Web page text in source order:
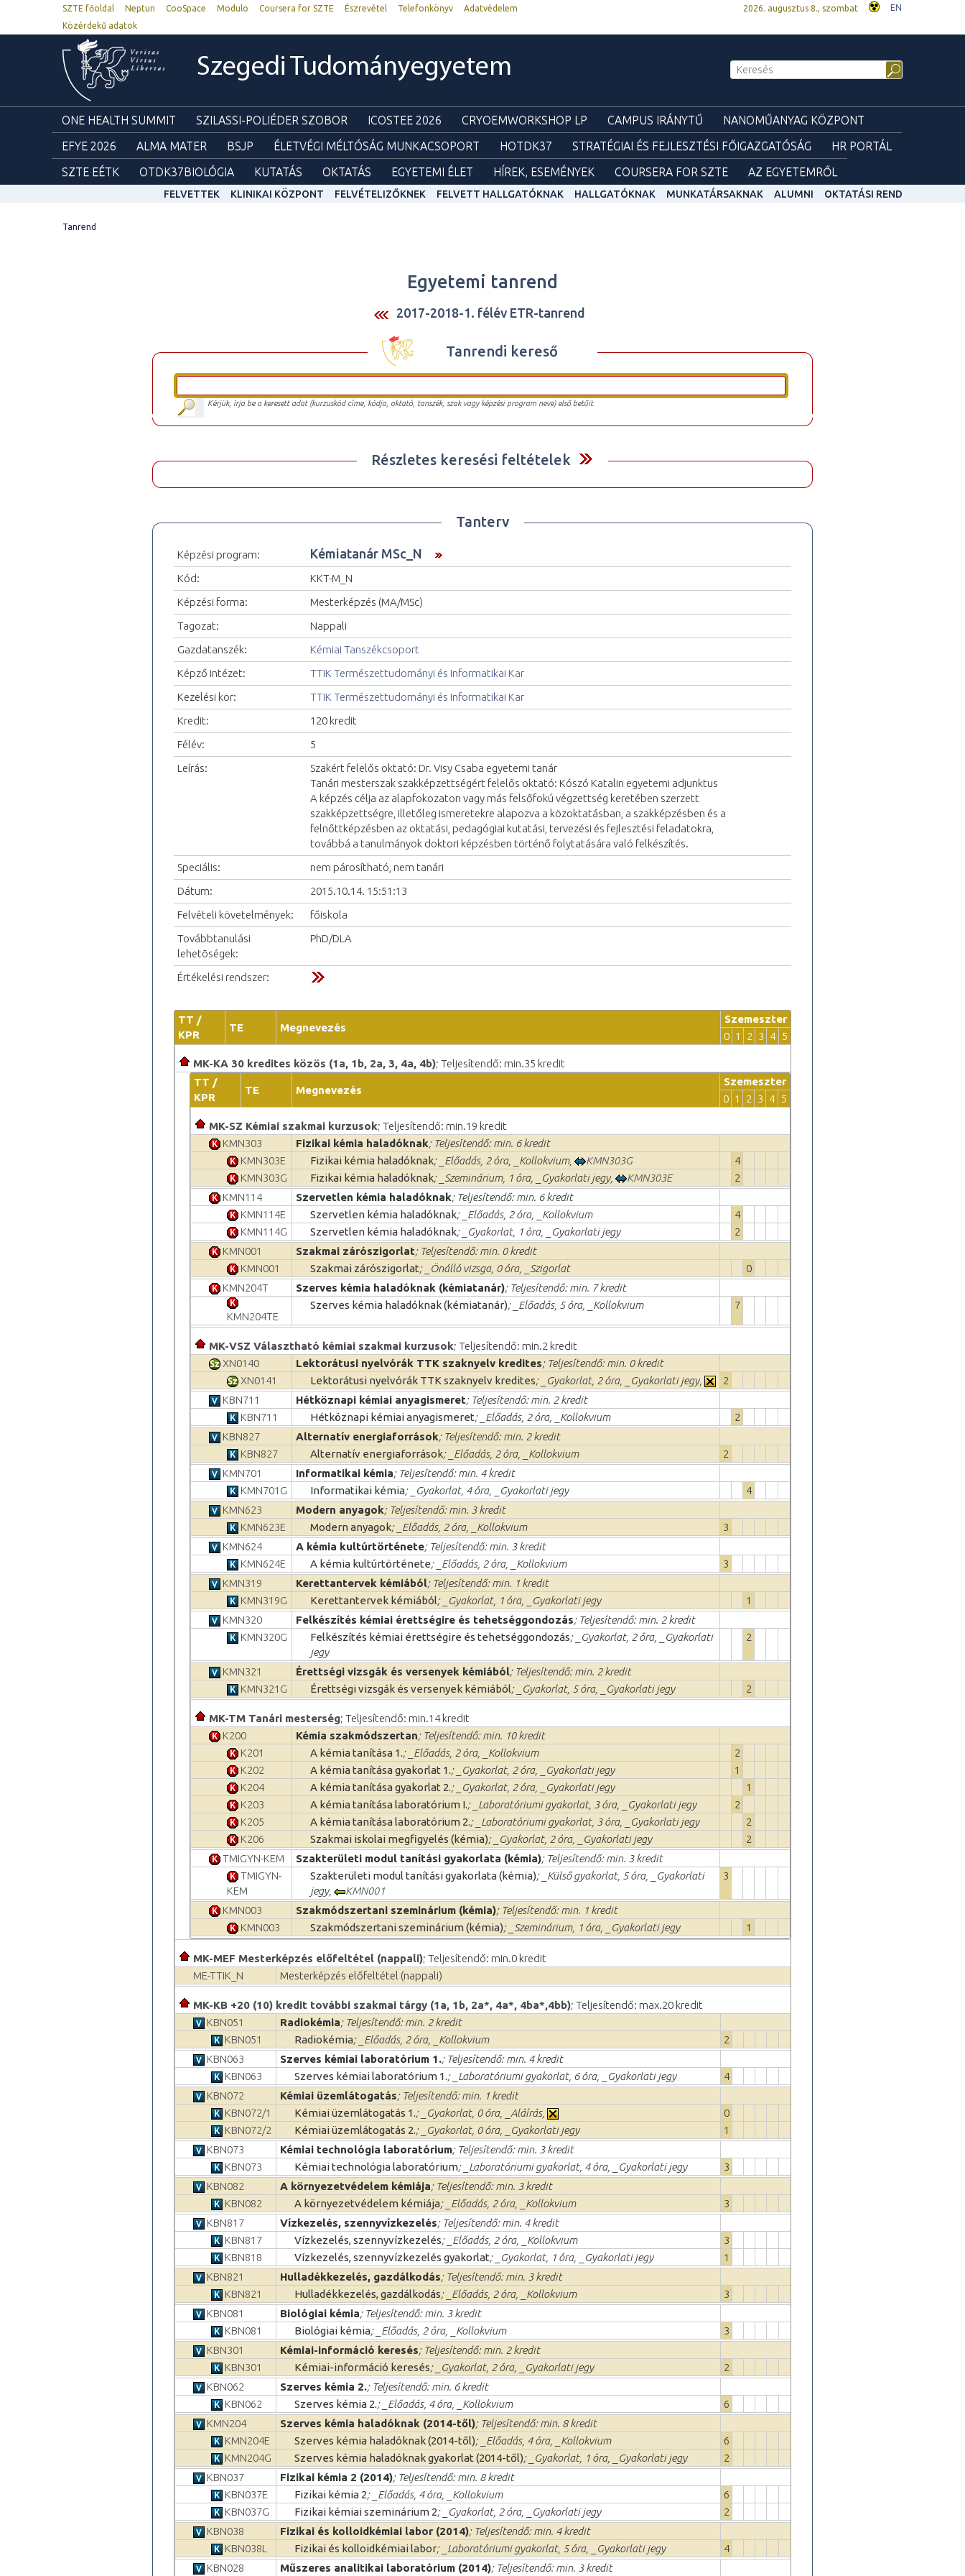
SZTE főoldal Neptun CooSpace Modulo Coursera for SZTE Észrevétel Telefonkönyv
Adatvédelem
Közérdekű adatok
2026. augusztus 8., szombat EN
Szegedi Tudományegyetem
ONE HEALTH SUMMIT SZILASSI-POLIÉDER SZOBOR ICOSTEE 2026 CRYOEMWORKSHOP LP CAMPUS IRÁNYTŰ
NANOMŰANYAG KÖZPONT
EFYE 2026
ALMA MATER BSJP ÉLETVÉGI MÉLTÓSÁG MUNKACSOPORT HOTDK37 STRATÉGIAI ÉS FEJLESZTÉSI FŐIGAZGATÓSÁG
HR PORTÁL
SZTE EÉTK
OTDK37BIOLÓGIA KUTATÁS OKTATÁS EGYETEMI ÉLET HÍREK, ESEMÉNYEK COURSERA FOR SZTE AZ EGYETEMRŐL
FELVETTEK KLINIKAI KÖZPONT FELVÉTELIZŐKNEK FELVETT HALLGATÓKNAK HALLGATÓKNAK MUNKATÁRSAKNAK ALUMNI OKTATÁSI REND
Tanrend
Egyetemi tanrend
2017-2018-1. félév ETR-tanrend
Tanrendi kereső
Kérjük, írja be a keresett adat (kurzuskód címe, kódja, oktató, tanszék, szak vagy képzési program neve) első betűit.
Részletes keresési feltételek
Tanterv
Képzési program: Kémiatanár MSc_N
Kód:
KKT-M_N
Képzési forma:
Mesterképzés (MA/MSc)
Tagozat:
Nappali
Gazdatanszék:
Kémiai Tanszékcsoport
Képző intézet:
TTIK Természettudományi és Informatikai Kar
Kezelési kör:
TTIK Természettudományi és Informatikai Kar
Kredit:
120 kredit
Félév:
5
Leírás:
Szakért felelős oktató: Dr. Visy Csaba egyetemi tanár
Tanári mesterszak szakképzettségért felelős oktató: Kószó Katalin egyetemi adjunktus
A képzés célja az alapfokozaton vagy más felsőfokú végzettség keretében szerzett
szakképzettségre, illetőleg ismeretekre alapozva a közoktatásban, a szakképzésben és a
felnőttképzésben az oktatási, pedagógiai kutatási, tervezési és fejlesztési feladatokra,
továbbá a tanulmányok doktori képzésben történő folytatására való felkészítés.
Speciális:
nem párosítható, nem tanári
Dátum:
2015.10.14. 15:51:13
Felvételi követelmények:
főiskola
Továbbtanulási
lehetõségek:
PhD/DLA
Értékelési rendszer:
TT /
KPR
TE Megnevezés
Szemeszter
0 1 2 3 4 5
MK-KA 30 kredites közös (1a, 1b, 2a, 3, 4a, 4b); Teljesítendő: min.35 kredit
TT /
KPR
TE Megnevezés
Szemeszter
0 1 2 3 4 5
MK-SZ Kémiai szakmai kurzusok; Teljesítendő: min.19 kredit
KMN303
Fizikai kémia haladóknak; Teljesítendő: min. 6 kredit
KMN303E
Fizikai kémia haladóknak; _Előadás, 2 óra, _Kollokvium, KMN303G
4
KMN303G
Fizikai kémia haladóknak; _Szeminárium, 1 óra, _Gyakorlati jegy, KMN303E
2
KMN114
Szervetlen kémia haladóknak; Teljesítendő: min. 6 kredit
KMN114E
Szervetlen kémia haladóknak; _Előadás, 2 óra, _Kollokvium
4
KMN114G
Szervetlen kémia haladóknak; _Gyakorlat, 1 óra, _Gyakorlati jegy
2
KMN001
Szakmai zárószigorlat; Teljesítendő: min. 0 kredit
KMN001
Szakmai zárószigorlat; _Önálló vizsga, 0 óra, _Szigorlat
0
KMN204T
Szerves kémia haladóknak (kémiatanár); Teljesítendő: min. 7 kredit
KMN204TE
Szerves kémia haladóknak (kémiatanár); _Előadás, 5 óra, _Kollokvium 7
MK-VSZ Választható kémiai szakmai kurzusok; Teljesítendő: min.2 kredit
XN0140
Lektorátusi nyelvórák TTK szaknyelv kredites; Teljesítendő: min. 0 kredit
XN0141
Lektorátusi nyelvórák TTK szaknyelv kredites; _Gyakorlat, 2 óra, _Gyakorlati jegy,
2
KBN711
Hétköznapi kémiai anyagismeret; Teljesítendő: min. 2 kredit
KBN711
Hétköznapi kémiai anyagismeret; _Előadás, 2 óra, _Kollokvium
2
KBN827
Alternatív energiaforrások; Teljesítendő: min. 2 kredit
KBN827
Alternatív energiaforrások; _Előadás, 2 óra, _Kollokvium
2
KMN701
Informatikai kémia; Teljesítendő: min. 4 kredit
KMN701G
Informatikai kémia; _Gyakorlat, 4 óra, _Gyakorlati jegy
4
KMN623
Modern anyagok; Teljesítendő: min. 3 kredit
KMN623E
Modern anyagok; _Előadás, 2 óra, _Kollokvium
3
KMN624
A kémia kultúrtörténete; Teljesítendő: min. 3 kredit
KMN624E
A kémia kultúrtörténete; _Előadás, 2 óra, _Kollokvium
3
KMN319
Kerettantervek kémiából; Teljesítendő: min. 1 kredit
KMN319G
Kerettantervek kémiából; _Gyakorlat, 1 óra, _Gyakorlati jegy
1
KMN320
Felkészítés kémiai érettségire és tehetséggondozás; Teljesítendő: min. 2 kredit
KMN320G
Felkészítés kémiai érettségire és tehetséggondozás; _Gyakorlat, 2 óra, _Gyakorlati
jegy
2
KMN321 Érettségi vizsgák és versenyek kémiából; Teljesítendő: min. 2 kredit
KMN321G
Érettségi vizsgák és versenyek kémiából; _Gyakorlat, 5 óra, _Gyakorlati jegy 2
MK-TM Tanári mesterség; Teljesítendő: min.14 kredit
K200
Kémia szakmódszertan; Teljesítendő: min. 10 kredit
K201
A kémia tanítása 1.; _Előadás, 2 óra, _Kollokvium
2
K202
A kémia tanítása gyakorlat 1.; _Gyakorlat, 2 óra, _Gyakorlati jegy
1
K204
A kémia tanítása gyakorlat 2.; _Gyakorlat, 2 óra, _Gyakorlati jegy
1
K203
A kémia tanítása laboratórium I.; _Laboratóriumi gyakorlat, 3 óra, _Gyakorlati jegy
2
K205
A kémia tanítása laboratórium 2.; _Laboratóriumi gyakorlat, 3 óra, _Gyakorlati jegy
2
K206
Szakmai iskolai megfigyelés (kémia); _Gyakorlat, 2 óra, _Gyakorlati jegy
2
TMIGYN-KEM
Szakterületi modul tanítási gyakorlata (kémia); Teljesítendő: min. 3 kredit
TMIGYN-
KEM
Szakterületi modul tanítási gyakorlata (kémia); _Külső gyakorlat, 5 óra, _Gyakorlati
jegy,
KMN001
3
KMN003 Szakmódszertani szeminárium (kémia); Teljesítendő: min. 1 kredit
KMN003
Szakmódszertani szeminárium (kémia); _Szeminárium, 1 óra, _Gyakorlati jegy 1
MK-MEF Mesterképzés előfeltétel (nappali); Teljesítendő: min.0 kredit
ME-TTIK_N
Mesterképzés előfeltétel (nappali)
MK-KB +20 (10) kredit további szakmai tárgy (1a, 1b, 2a*, 4a*, 4ba*,4bb); Teljesítendő: max.20 kredit
KBN051
Radiokémia; Teljesítendő: min. 2 kredit
KBN051
Radiokémia; _Előadás, 2 óra, _Kollokvium
2
KBN063
Szerves kémiai laboratórium 1.; Teljesítendő: min. 4 kredit
KBN063
Szerves kémiai laboratórium 1.; _Laboratóriumi gyakorlat, 6 óra, _Gyakorlati jegy
4
KBN072
Kémiai üzemlátogatás; Teljesítendő: min. 1 kredit
KBN072/1
Kémiai üzemlátogatás 1.; _Gyakorlat, 0 óra, _Aláírás,
0
KBN072/2
Kémiai üzemlátogatás 2.; _Gyakorlat, 0 óra, _Gyakorlati jegy
1
KBN073
Kémiai technológia laboratórium; Teljesítendő: min. 3 kredit
KBN073
Kémiai technológia laboratórium; _Laboratóriumi gyakorlat, 4 óra, _Gyakorlati jegy
3
KBN082
A környezetvédelem kémiája; Teljesítendő: min. 3 kredit
KBN082
A környezetvédelem kémiája; _Előadás, 2 óra, _Kollokvium
3
KBN817
Vízkezelés, szennyvízkezelés; Teljesítendő: min. 4 kredit
KBN817
Vízkezelés, szennyvízkezelés; _Előadás, 2 óra, _Kollokvium
3
KBN818
Vízkezelés, szennyvízkezelés gyakorlat; _Gyakorlat, 1 óra, _Gyakorlati jegy
1
KBN821
Hulladékkezelés, gazdálkodás; Teljesítendő: min. 3 kredit
KBN821
Hulladékkezelés, gazdálkodás; _Előadás, 2 óra, _Kollokvium
3
KBN081
Biológiai kémia; Teljesítendő: min. 3 kredit
KBN081
Biológiai kémia; _Előadás, 2 óra, _Kollokvium
3
KBN301
Kémiai-információ keresés; Teljesítendő: min. 2 kredit
KBN301
Kémiai-információ keresés; _Gyakorlat, 2 óra, _Gyakorlati jegy
2
KBN062
Szerves kémia 2.; Teljesítendő: min. 6 kredit
KBN062
Szerves kémia 2.; _Előadás, 4 óra, _Kollokvium
6
KMN204
Szerves kémia haladóknak (2014-től); Teljesítendő: min. 8 kredit
KMN204E
Szerves kémia haladóknak (2014-től); _Előadás, 4 óra, _Kollokvium
6
KMN204G
Szerves kémia haladóknak gyakorlat (2014-től); _Gyakorlat, 1 óra, _Gyakorlati jegy
2
KBN037
Fizikai kémia 2 (2014); Teljesítendő: min. 8 kredit
KBN037E
Fizikai kémia 2; _Előadás, 4 óra, _Kollokvium
6
KBN037G
Fizikai kémiai szeminárium 2; _Gyakorlat, 2 óra, _Gyakorlati jegy
2
KBN038
Fizikai és kolloidkémiai labor (2014); Teljesítendő: min. 4 kredit
KBN038L
Fizikai és kolloidkémiai labor; _Laboratóriumi gyakorlat, 5 óra, _Gyakorlati jegy
4
KBN028
Műszeres analitikai laboratórium (2014); Teljesítendő: min. 3 kredit